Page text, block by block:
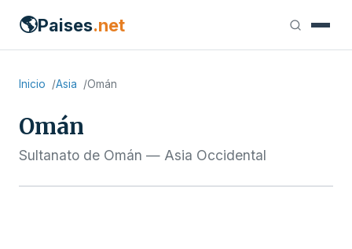
🌎Paises.net
Inicio Asia Omán
Omán
Sultanato de Omán — Asia Occidental